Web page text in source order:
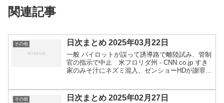
関連記事
その他 日次まとめ 2025年03月22日
一般 パイロットが誤って誘導路で離陸試み、管制
官の指示で中止 米フロリダ州 - CNN.co.jp すき
家のみそ汁にネズミ混入、ゼンショーHDが謝罪
その他 日次まとめ 2025年02月27日